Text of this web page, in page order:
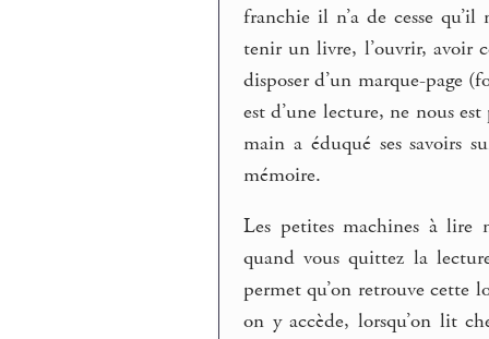
franchie il n’a de cesse
tenir un livre, l’ouvrir, avoir
disposer d’un marque-page
est d’une lecture, ne nous
main a éduqué ses savoirs
mémoire.
Les petites machines à lire
quand vous quittez la
permet qu’on retrouve cette
on y accède, lorsqu’on lit